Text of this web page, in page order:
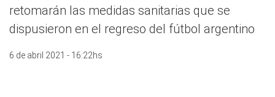
retomarán las medidas sanitarias que se
dispusieron en el regreso del fútbol argentino
6 de abril 2021 - 16:22hs